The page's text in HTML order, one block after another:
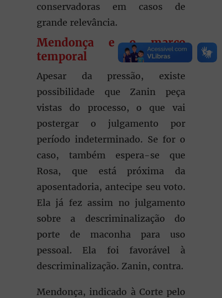
conservadoras em casos de
grande relevância.
Mendonça e o marco
temporal
Apesar da pressão, existe
possibilidade que Zanin peça
vistas do processo, o que vai
postergar o julgamento por
período indeterminado. Se for o
caso, também espera-se que
Rosa, que está próxima da
aposentadoria, antecipe seu voto.
Ela já fez assim no julgamento
sobre a descriminalização do
porte de maconha para uso
pessoal. Ela foi favorável à
descriminalização. Zanin, contra.
Mendonça, indicado à Corte pelo